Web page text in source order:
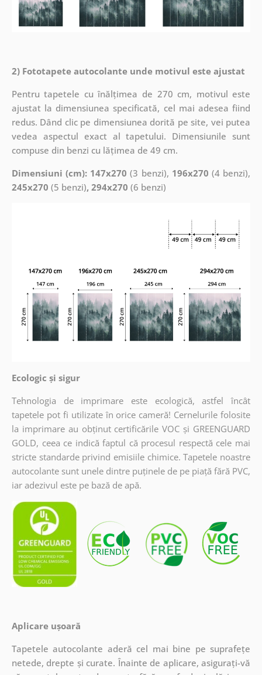
2) Fototapete autocolante unde motivul este ajustat
Pentru tapetele cu înălțimea de 270 cm, motivul este
ajustat la dimensiunea specificată, cel mai adesea fiind
redus. Dând clic pe dimensiunea dorită pe site, vei putea
vedea aspectul exact al tapetului. Dimensiunile sunt
compuse din benzi cu lățimea de 49 cm.
Dimensiuni (cm): 147x270 (3 benzi), 196x270 (4 benzi),
245x270 (5 benzi), 294x270 (6 benzi)
Ecologic și sigur
Tehnologia de imprimare este ecologică, astfel încât
tapetele pot fi utilizate în orice cameră! Cernelurile folosite
la imprimare au obținut certificările VOC și GREENGUARD
GOLD, ceea ce indică faptul că procesul respectă cele mai
stricte standarde privind emisiile chimice. Tapetele noastre
autocolante sunt unele dintre puținele de pe piață fără PVC,
iar adezivul este pe bază de apă.
Aplicare ușoară
Tapetele autocolante aderă cel mai bine pe suprafețe
netede, drepte și curate. Înainte de aplicare, asigurați-vă